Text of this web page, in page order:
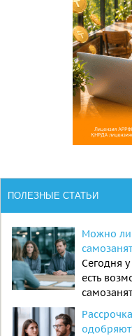
ПОЛЕЗНЫЕ СТАТЬИ
Можно ли
Сегодня
есть